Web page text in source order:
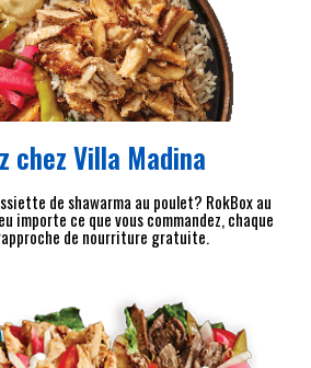
chez Villa Madina
de shawarma au poulet? RokBox au
importe ce que vous commandez, chaque
de nourriture gratuite.